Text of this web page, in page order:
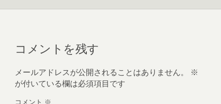
コメントを残す
メールアドレスが公開されることはありません。
※
が付いている欄は必須項目です
コメント ※